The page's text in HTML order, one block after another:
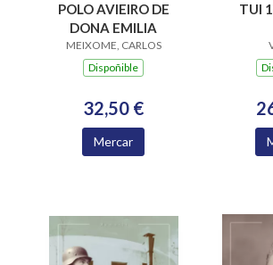
POLO AVIEIRO DE
DONA EMILIA
MEIXOME, CARLOS
Dispoñible
32,50 €
Mercar
TUI